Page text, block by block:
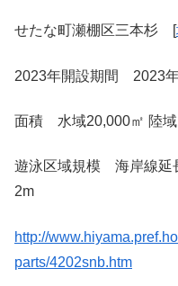
せたな町瀬棚区三本杉 [
2023年開設期間 2023
面積 水域20,000㎡ 陸域
遊泳区域規模 海岸線延
2m
http://
parts/4202snb.htm